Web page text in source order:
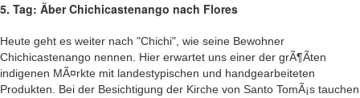
5. Tag: Ãber Chichicastenango nach Flores
Heute geht es weiter nach "Chichi", wie seine Bewohner
Chichicastenango nennen. Hier erwartet uns einer der grÃ¶Ãten
indigenen MÃ¤rkte mit landestypischen und handgearbeiteten
Produkten. Bei der Besichtigung der Kirche von Santo TomÃ¡s tauchen